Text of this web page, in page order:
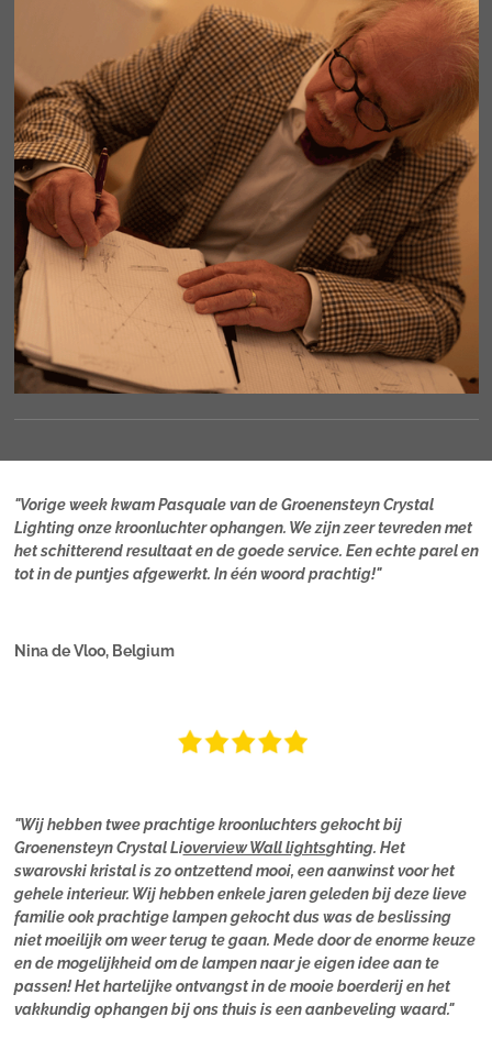
"Vorige week kwam Pasquale van de Groenensteyn Crystal
Lighting onze kroonluchter ophangen. We zijn zeer tevreden met
het schitterend resultaat en de goede service. Een echte parel en
tot in de puntjes afgewerkt. In één woord prachtig!"
Nina de Vloo, Belgium
"Wij hebben twee prachtige kroonluchters gekocht bij
Groenensteyn Crystal Lioverview Wall lightsghting. Het
swarovski kristal is zo ontzettend mooi, een aanwinst voor het
gehele interieur. Wij hebben enkele jaren geleden bij deze lieve
familie ook prachtige lampen gekocht dus was de beslissing
niet moeilijk om weer terug te gaan. Mede door de enorme keuze
en de mogelijkheid om de lampen naar je eigen idee aan te
passen! Het hartelijke ontvangst in de mooie boerderij en het
vakkundig ophangen bij ons thuis is een aanbeveling waard."